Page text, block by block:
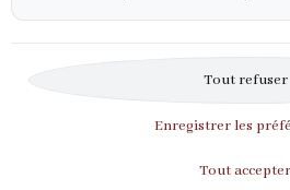
Le dimanche :
Tout refuser
Enregistrer les
Tout accepter